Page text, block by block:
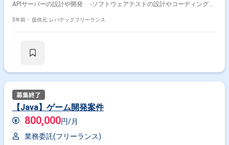
APIサーバーの設計や開発 -ソフトウェアテストの設計やコーディング
担当者と仕様の相談や調整 -開発プロセス全体の自動化や効率化 ※担当範
5年前・ 提供元: レバテックフリーランス
【Java】ゲーム開発案件
800,000円/月
業務委託(フリーランス)